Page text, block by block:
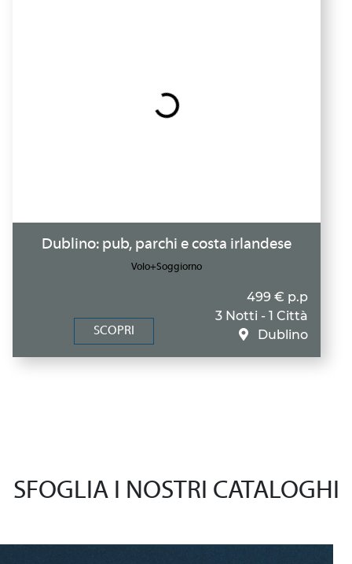
Dublino: pub, parchi e costa irlandese
Volo+Soggiorno
SCOPRI
499 € p.p
3 Notti - 1 Città
Dublino
SFOGLIA I NOSTRI CATALOGHI